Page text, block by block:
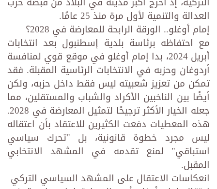
العدالة والتنمية لأول مرة منذ 25 عامًا.
إمام أوغلو.. الورقة الرابحة للمعارضة في 2028؟
مع احتفاظه برئاسة بلدية إسطنبول بعد انتخابات
أبريل 2024، بدا إمام أوغلو في موقع قوي لمنافسة
أردوغان وحزبه في الانتخابات الرئاسية المقبلة. فقد
تمكن من تعزيز شعبيته ليس فقط داخل حزبه، ولكن
أيضًا بين الناخبين الأكراد والشباب والمستقلين، مما
جعله الخيار الأكثر ترجيحًا لتمثيل المعارضة في 2028.
هذه المعطيات دفعت الكثيرين للاعتقاد بأن اعتقاله
ليس مجرد خطوة قانونية، بل "تحرك سياسي
استباقي" لمنع تقدمه في المشهد الانتخابي
المقبل.
انعكاسات الاعتقال على المشهد السياسي التركي